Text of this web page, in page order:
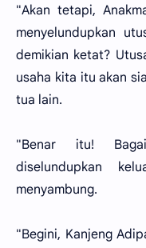
"Akan tetapi,
menyelundupkan
demikian ketat?
usaha kita itu akan
tua lain.
"Benar itu!
diselundupkan
menyambung.
"Begini, Kanjeng